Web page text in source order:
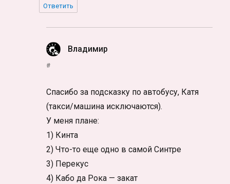
Ответить
Владимир
#
Спасибо за подсказку по автобусу, Катя
(такси/машина исключаются).
У меня плане:
1) Кинта
2) Что-то еще одно в самой Синтре
3) Перекус
4) Кабо да Рока — закат